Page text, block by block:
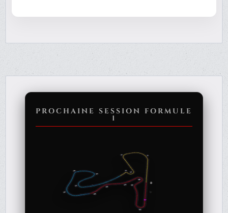
PROCHAINE SESSION FORMULE
1